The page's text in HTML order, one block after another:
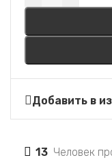
Добавить в
13 Человек